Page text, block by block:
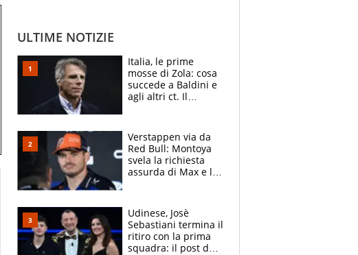
ULTIME NOTIZIE
Italia, le prime
mosse di Zola: cosa
succede a Baldini e
agli altri ct. Il
azzurri
Verstappen via da
Red Bull: Montoya
svela la richiesta
assurda di Max e lo
McLaren siano
meglio?”
Udinese, Josè
Sebastiani termina il
ritiro con la prima
squadra: il post del